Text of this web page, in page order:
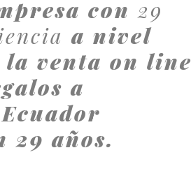
con29
a nivel
venta on line
a
29 años.